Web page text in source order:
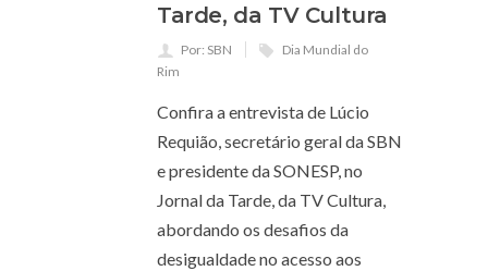
Tarde, da TV Cultura
Por: SBN
Dia Mundial do
Rim
Confira a entrevista de Lúcio
Requião, secretário geral da SBN
e presidente da SONESP, no
Jornal da Tarde, da TV Cultura,
abordando os desafios da
desigualdade no acesso aos